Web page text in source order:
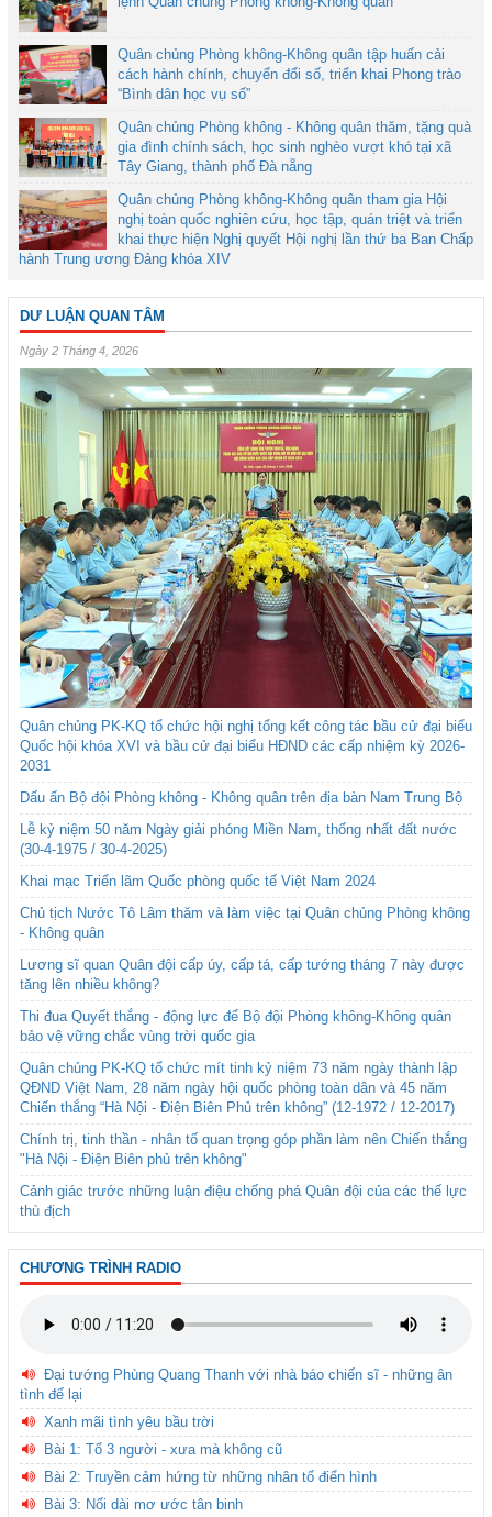
Quân chủng Phòng không-Không quân tập huấn cải
cách hành chính, chuyển đổi số, triển khai Phong trào
“Bình dân học vụ số”
Quân chủng Phòng không - Không quân thăm, tặng quà
gia đình chính sách, học sinh nghèo vượt khó tại xã
Tây Giang, thành phố Đà nẵng
Quân chủng Phòng không-Không quân tham gia Hội
nghị toàn quốc nghiên cứu, học tập, quán triệt và triển
khai thực hiện Nghị quyết Hội nghị lần thứ ba Ban Chấp
hành Trung ương Đảng khóa XIV
DƯ LUẬN QUAN TÂM
Ngày 2 Tháng 4, 2026
Quân chủng PK-KQ tổ chức hội nghị tổng kết công tác bầu cử đại biểu
Quốc hội khóa XVI và bầu cử đại biểu HĐND các cấp nhiệm kỳ 2026-
2031
Dấu ấn Bộ đội Phòng không - Không quân trên địa bàn Nam Trung Bộ
Lễ kỷ niệm 50 năm Ngày giải phóng Miền Nam, thống nhất đất nước
(30-4-1975 / 30-4-2025)
Khai mạc Triển lãm Quốc phòng quốc tế Việt Nam 2024
Chủ tịch Nước Tô Lâm thăm và làm việc tại Quân chủng Phòng không
- Không quân
Lương sĩ quan Quân đội cấp úy, cấp tá, cấp tướng tháng 7 này được
tăng lên nhiều không?
Thi đua Quyết thắng - động lực để Bộ đội Phòng không-Không quân
bảo vệ vững chắc vùng trời quốc gia
Quân chủng PK-KQ tổ chức mít tinh kỷ niệm 73 năm ngày thành lập
QĐND Việt Nam, 28 năm ngày hội quốc phòng toàn dân và 45 năm
Chiến thắng “Hà Nội - Điện Biên Phủ trên không” (12-1972 / 12-2017)
Chính trị, tinh thần - nhân tố quan trọng góp phần làm nên Chiến thắng
"Hà Nội - Điện Biên phủ trên không"
Cảnh giác trước những luận điệu chống phá Quân đội của các thế lực
thù địch
CHƯƠNG TRÌNH RADIO
Đại tướng Phùng Quang Thanh với nhà báo chiến sĩ - những ân
tình để lại
Xanh mãi tình yêu bầu trời
Bài 1: Tổ 3 người - xưa mà không cũ
Bài 2: Truyền cảm hứng từ những nhân tố điển hình
Bài 3: Nối dài mơ ước tân binh